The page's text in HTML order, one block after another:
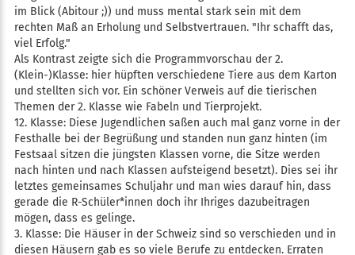
im Blick (Abitour ;)) und muss mental stark sein mit dem
rechten Maß an Erholung und Selbstvertrauen. "Ihr schafft das,
viel Erfolg."
Als Kontrast zeigte sich die Programmvorschau der 2.
(Klein-)Klasse: hier hüpften verschiedene Tiere aus dem Karton
und stellten sich vor. Ein schöner Verweis auf die tierischen
Themen der 2. Klasse wie Fabeln und Tierprojekt.
12. Klasse: Diese Jugendlichen saßen auch mal ganz vorne in der
Festhalle bei der Begrüßung und standen nun ganz hinten (im
Festsaal sitzen die jüngsten Klassen vorne, die Sitze werden
nach hinten und nach Klassen aufsteigend besetzt). Dies sei ihr
letztes gemeinsames Schuljahr und man wies darauf hin, dass
gerade die R-Schüler*innen doch ihr Ihriges dazubeitragen
mögen, dass es gelinge.
3. Klasse: Die Häuser in der Schweiz sind so verschieden und in
diesen Häusern gab es so viele Berufe zu entdecken. Erraten